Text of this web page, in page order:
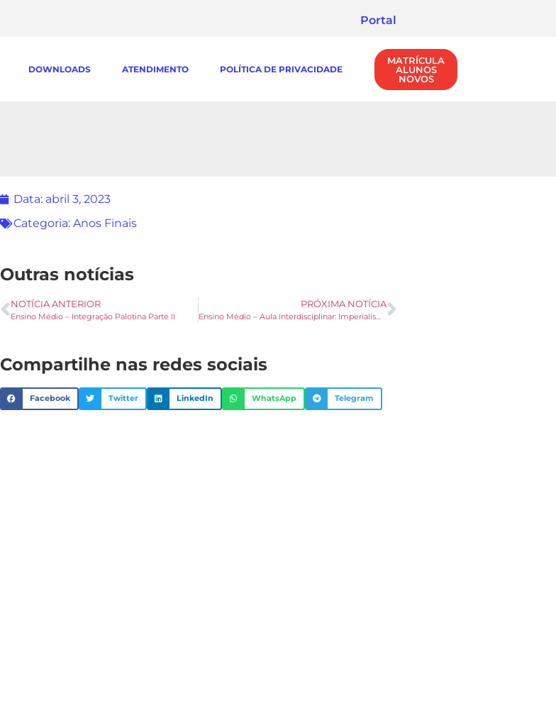
Portal
DOWNLOADS ATENDIMENTO POLÍTICA DE PRIVACIDADE
MATRÍCULA
ALUNOS
NOVOS
Data: abril 3, 2023
Categoria: Anos Finais
Outras notícias
NOTÍCIA ANTERIOR
Ensino Médio – Integração Palotina Parte II
PRÓXIMA NOTÍCIA
Ensino Médio – Aula Interdisciplinar: Imperialismo Ecológico e Cultural
Compartilhe nas redes sociais
Facebook Twitter LinkedIn WhatsApp Telegram